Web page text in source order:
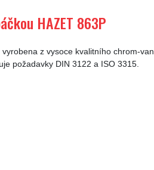
HAZET 863P
z vysoce kvalitního chrom-
požadavky DIN 3122 a ISO 3315.